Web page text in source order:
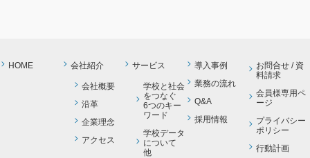
HOME 会社紹介
会社概要
沿革
企業理念
アクセス
サービス
学校と社会
をつなぐ
6つのキー
ワード
学校データ
について
他
導入事例
業務の流れ
Q&A
採用情報
お問合せ / 資
料請求
会員様専用ペ
ージ
プライバシー
ポリシー
行動計画